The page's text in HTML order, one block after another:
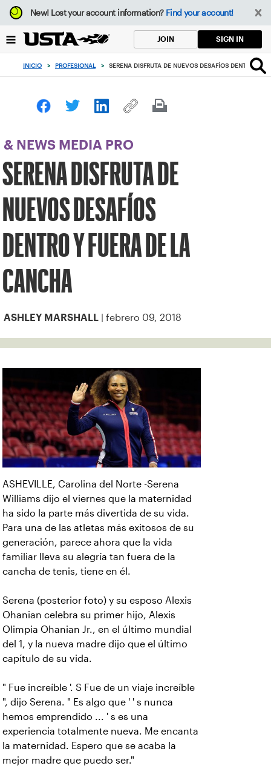
Enfoque
desde
botón
volver
principio
New!Lost your account information? Find your account!
JOIN SIGN IN
INICIO > PROFESIONAL > SERENA DISFRUTA DE NUEVOS DESAFÍOS DENTRO Y
& NEWS MEDIA PRO
SERENA DISFRUTA DE
NUEVOS DESAFÍOS
DENTRO Y FUERA DE LA
CANCHA
ASHLEY MARSHALL | febrero 09, 2018
ASHEVILLE, Carolina del Norte -Serena
Williams dijo el viernes que la maternidad
ha sido la parte más divertida de su vida.
Para una de las atletas más exitosos de su
generación, parece ahora que la vida
familiar lleva su alegría tan fuera de la
cancha de tenis, tiene en él.
Serena (posterior foto) y su esposo Alexis
Ohanian celebra su primer hijo, Alexis
Olimpia Ohanian Jr., en el último mundial
del 1, y la nueva madre dijo que el último
capítulo de su vida.
" Fue increíble '. S Fue de un viaje increíble
", dijo Serena. " Es algo que ' ' s nunca
hemos emprendido ... ' s es una
experiencia totalmente nueva. Me encanta
la maternidad. Espero que se acaba la
mejor madre que puedo ser."